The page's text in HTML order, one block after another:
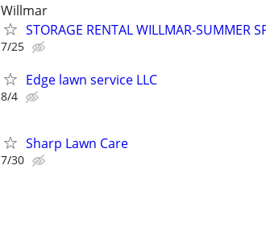
Willmar
STORAGE RENTAL WILLMAR-SUMMER
7/25
Edge lawn service LLC
8/4
Sharp Lawn Care
7/30